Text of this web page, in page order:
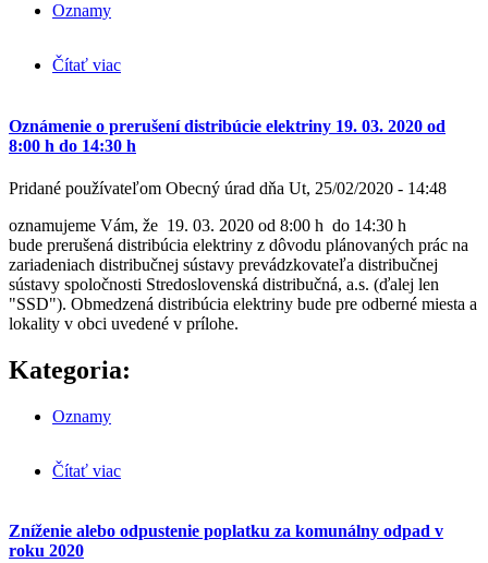
Oznamy
Čítať viac
Oznámenie o prerušení distribúcie elektriny 19. 03. 2020 od
8:00 h do 14:30 h
Pridané používateľom Obecný úrad dňa Ut, 25/02/2020 - 14:48
oznamujeme Vám, že 19. 03. 2020 od 8:00 h do 14:30 h
bude prerušená distribúcia elektriny z dôvodu plánovaných prác na
zariadeniach distribučnej sústavy prevádzkovateľa distribučnej
sústavy spoločnosti Stredoslovenská distribučná, a.s. (ďalej len
"SSD"). Obmedzená distribúcia elektriny bude pre odberné miesta a
lokality v obci uvedené v prílohe.
Kategoria:
Oznamy
Čítať viac
Zníženie alebo odpustenie poplatku za komunálny odpad v
roku 2020